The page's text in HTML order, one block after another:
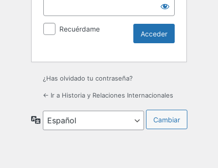
Recuérdame
¿Has olvidado tu contraseña?
← Ir a Historia y Relaciones Internacionales
Idioma